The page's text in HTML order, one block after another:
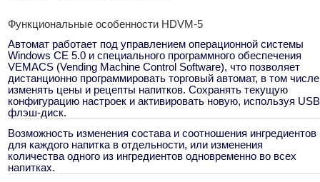
Функциональные особенности HDVM-5
Автомат работает под управлением операционной системы
Windows CE 5.0 и специального программного обеспечения
VEMACS (Vending Machine Control Software), что позволяет
дистанционно программировать торговый автомат, в том числе
изменять цены и рецепты напитков. Сохранять текущую
конфигурацию настроек и активировать новую, используя USB
флэш-диск.
Возможность изменения состава и соотношения ингредиентов
для каждого напитка в отдельности, или изменения
количества одного из ингредиентов одновременно во всех
напитках.